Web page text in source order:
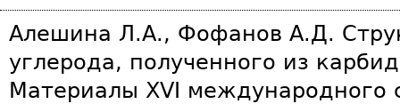
Алешина Л.А., Фофанов А.Д.
углерода, полученного из
Материалы XVI международного